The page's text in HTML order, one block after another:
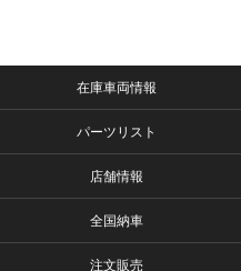
在庫車両情報
パーツリスト
店舗情報
全国納車
注文販売